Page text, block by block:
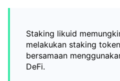
Staking likuid
melakukan staking
bersamaan
DeFi.